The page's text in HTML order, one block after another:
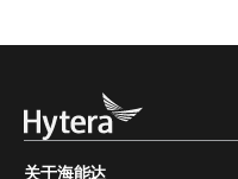
关于海能达